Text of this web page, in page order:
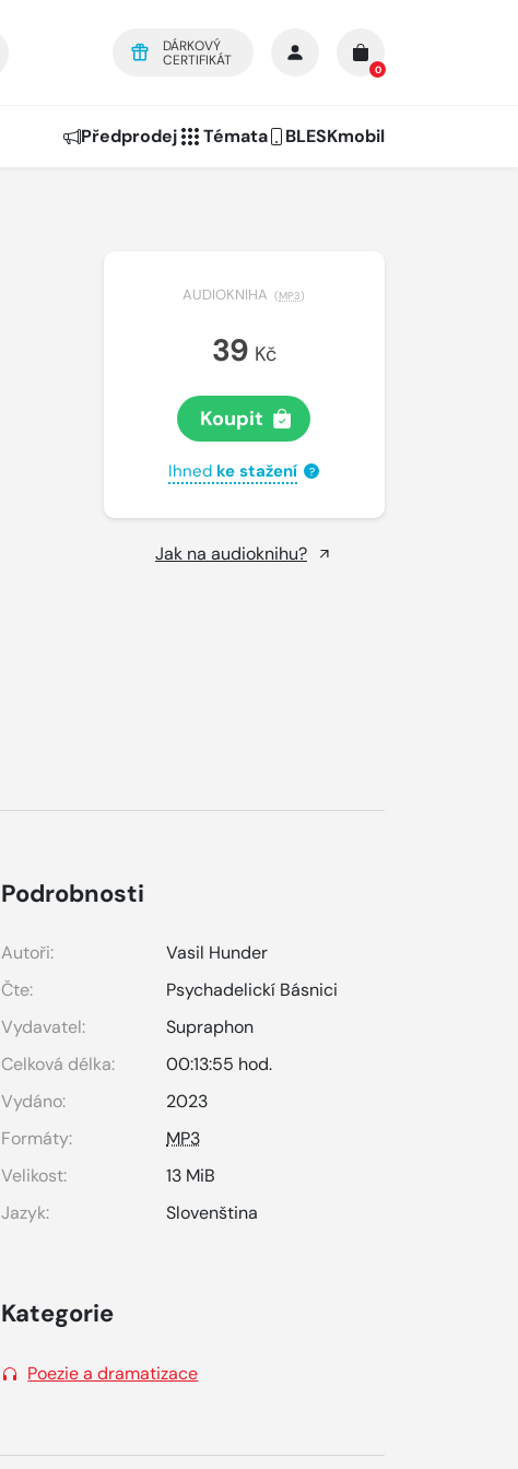
DÁRKOVÝ
CERTIFIKÁT
0
Předprodej Témata BLESKmobil
AUDIOKNIHA (MP3)
39 Kč
Koupit
Ihned ke stažení ?
Jak na audioknihu?
Podrobnosti
Autoři:
Vasil Hunder
Čte:
Psychadelickí Básnici
Vydavatel:
Supraphon
Celková délka:
00:13:55 hod.
Vydáno:
2023
Formáty:
MP3
Velikost:
13 MiB
Jazyk:
Slovenština
Kategorie
Poezie a dramatizace